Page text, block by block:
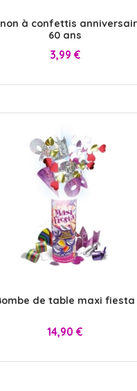
à confettis
60 ans
Prix
3,99 €
de table maxi fiesta
Prix
14,90 €